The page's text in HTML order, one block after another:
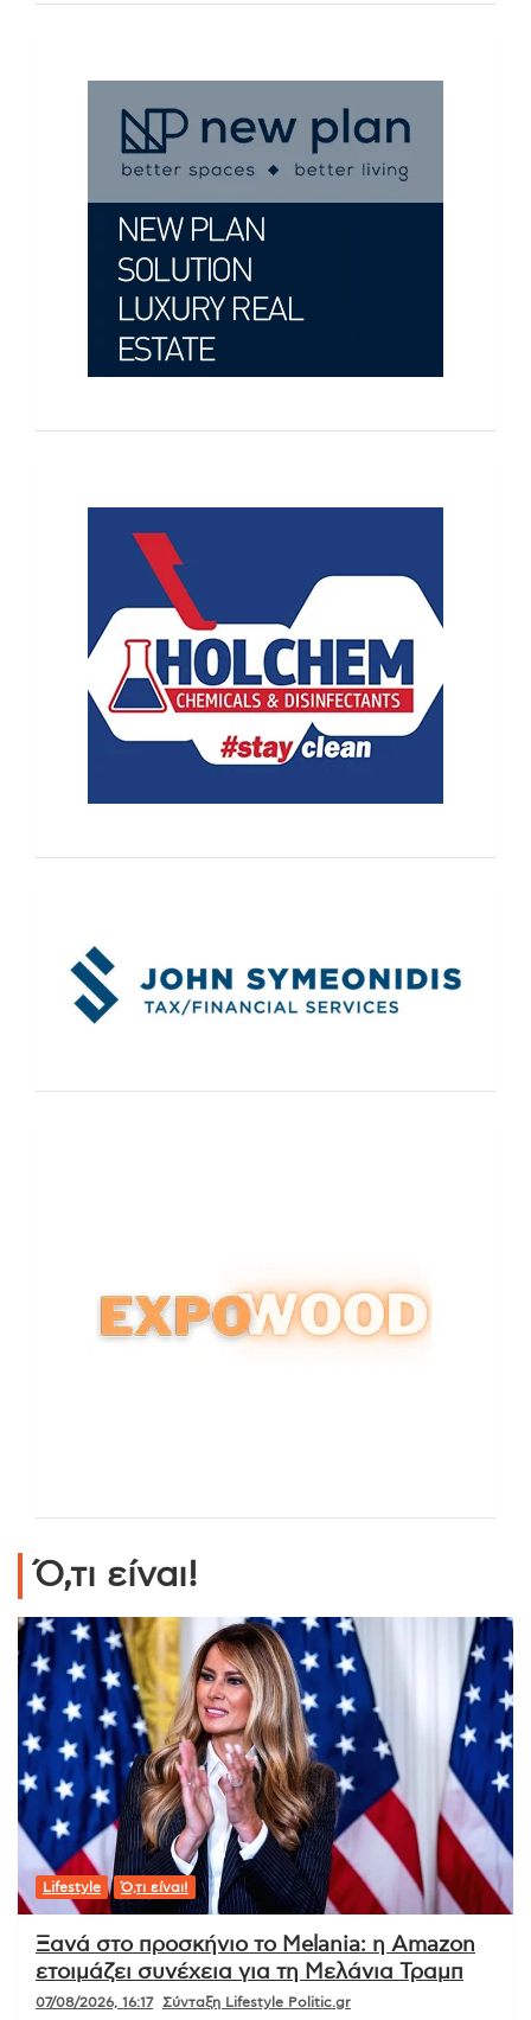
Ό,τι είναι!
Lifestyle Ό,τι είναι!
Ξανά στο προσκήνιο το Melania: η Amazon
ετοιμάζει συνέχεια για τη Μελάνια Τραμπ
07/08/2026, 16:17 Σύνταξη Lifestyle Politic.gr